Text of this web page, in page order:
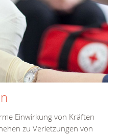
Einwirkung von Kräften
zu Verletzungen von